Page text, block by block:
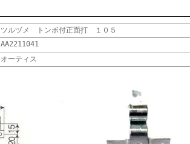
ツルヅメ トンボ付正面打 １０５
AA2211041
オーティス